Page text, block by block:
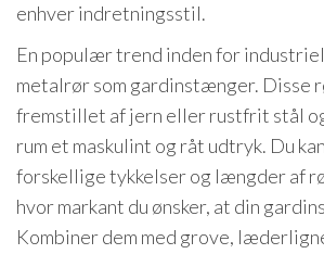
enhver indretningsstil.
En populær trend inden for
metalrør som gardinstænger. Disse
fremstillet af jern eller rustfrit stål
rum et maskulint og råt udtryk. Du
forskellige tykkelser og længder af
hvor markant du ønsker, at din
Kombiner dem med grove,